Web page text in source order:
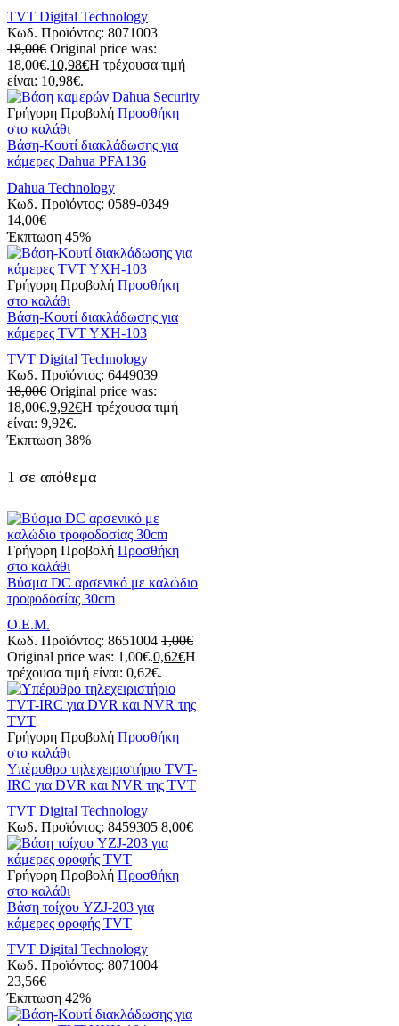
TVT Digital Technology
Κωδ. Προϊόντος: 8071003
18,00€ Original price was:
18,00€.10,98€Η τρέχουσα τιμή
είναι: 10,98€.
Γρήγορη Προβολή Προσθήκη
στο καλάθι
Bάση-Kουτί διακλάδωσης για
κάμερες Dahua PFA136
Dahua Technology
Κωδ. Προϊόντος: 0589-0349
14,00€
Έκπτωση 45%
Γρήγορη Προβολή Προσθήκη
στο καλάθι
Bάση-Kουτί διακλάδωσης για
κάμερες TVT YXH-103
TVT Digital Technology
Κωδ. Προϊόντος: 6449039
18,00€ Original price was:
18,00€.9,92€Η τρέχουσα τιμή
είναι: 9,92€.
Έκπτωση 38%
1 σε απόθεμα
Γρήγορη Προβολή Προσθήκη
στο καλάθι
Βύσμα DC αρσενικό με καλώδιο
τροφοδοσίας 30cm
Ο.Ε.Μ.
Κωδ. Προϊόντος: 8651004 1,00€
Original price was: 1,00€.0,62€Η
τρέχουσα τιμή είναι: 0,62€.
Γρήγορη Προβολή Προσθήκη
στο καλάθι
Υπέρυθρο τηλεχειριστήριο TVT-
IRC για DVR και NVR της TVT
TVT Digital Technology
Κωδ. Προϊόντος: 8459305 8,00€
Γρήγορη Προβολή Προσθήκη
στο καλάθι
Βάση τοίχου YZJ-203 για
κάμερες οροφής TVT
TVT Digital Technology
Κωδ. Προϊόντος: 8071004
23,56€
Έκπτωση 42%